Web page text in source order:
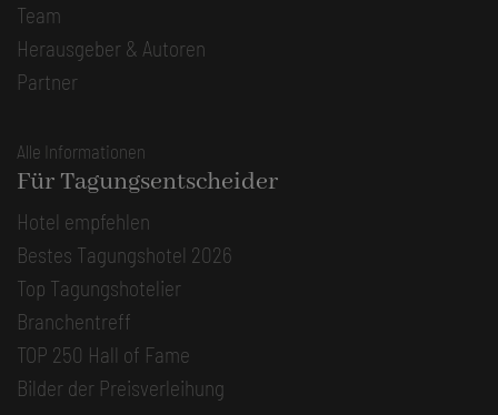
Team
Herausgeber & Autoren
Partner
Alle Informationen
Für Tagungsentscheider
Hotel empfehlen
Bestes Tagungshotel 2026
Top Tagungshotelier
Branchentreff
TOP 250 Hall of Fame
Bilder der Preisverleihung